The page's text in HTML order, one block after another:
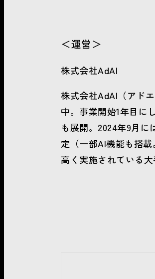
＜運営＞
株式会社AdAI
株式会社AdAI（アド
中。事業開始1年目に
も展開。2024年9月
定（一部AI機能も搭
高く実施されている